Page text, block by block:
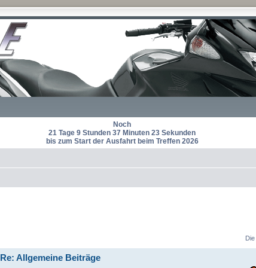
Noch
21 Tage 9 Stunden 37 Minuten 23 Sekunden
bis zum Start der Ausfahrt beim Treffen 2026
Re: Allgemeine Beiträge